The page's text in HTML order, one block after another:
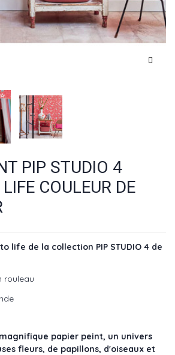
PIP STUDIO 4
COULEUR DE
life de la collection PIP STUDIO 4 de
rouleau
papier peint, un univers
fleurs, de papillons, d'oiseaux et